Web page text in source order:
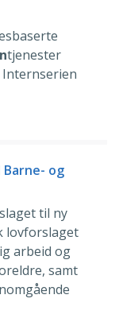
tjenester
og
til ny
lovforslaget
arbeid og
samt